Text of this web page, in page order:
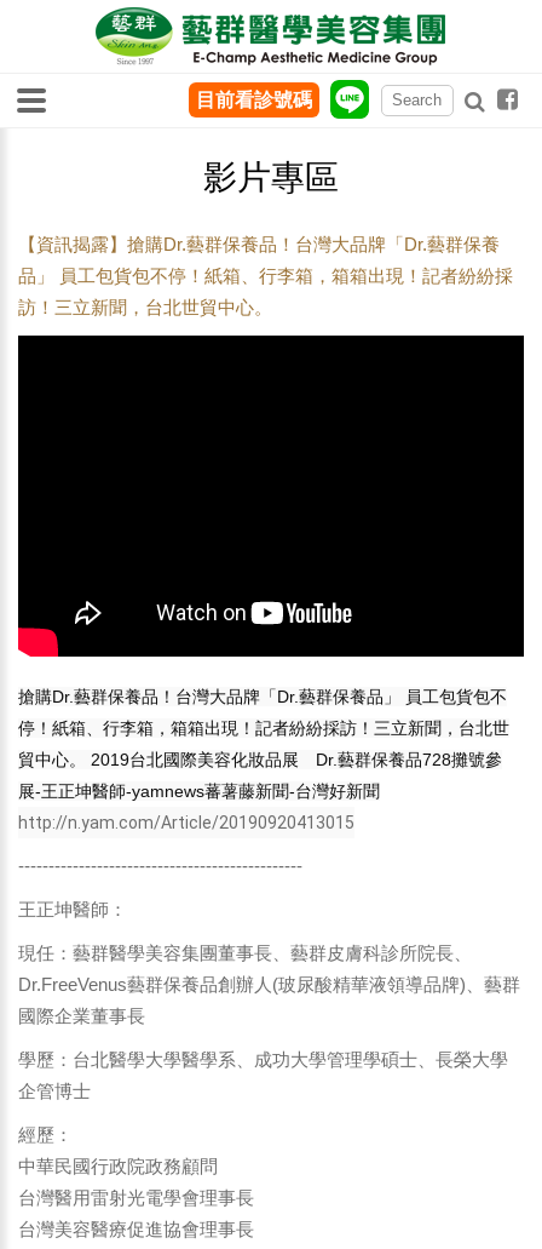
影片專區
【資訊揭露】搶購Dr.藝群保養品！台灣大品牌「Dr.藝群保養
品」 員工包貨包不停！紙箱、行李箱，箱箱出現！記者紛紛採
訪！三立新聞，台北世貿中心。
搶購Dr.藝群保養品！台灣大品牌「Dr.藝群保養品」 員工包貨包不
停！紙箱、行李箱，箱箱出現！記者紛紛採訪！三立新聞，台北世
貿中心。 2019台北國際美容化妝品展 Dr.藝群保養品728攤號參
展-王正坤醫師-yamnews蕃薯藤新聞-台灣好新聞
http://n.yam.com/Article/20190920413015
-----------------------------------------------
王正坤醫師：
現任：藝群醫學美容集團董事長、藝群皮膚科診所院長、
Dr.FreeVenus藝群保養品創辦人(玻尿酸精華液領導品牌)、藝群
國際企業董事長
學歷：台北醫學大學醫學系、成功大學管理學碩士、長榮大學
企管博士
經歷：
中華民國行政院政務顧問
台灣醫用雷射光電學會理事長
台灣美容醫療促進協會理事長
目前看診號碼